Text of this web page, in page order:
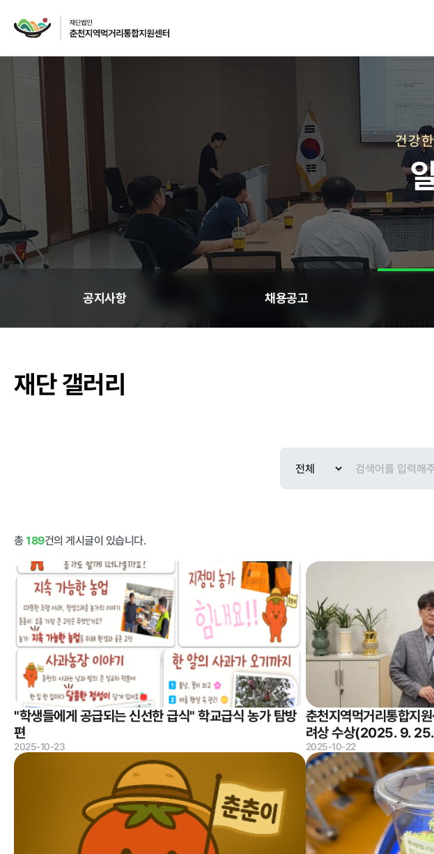
재단소개
인사말 재단연혁
주요사업
먹거리 거버넌스 급식사업
급식사업
춘천관내 학교현황
정보공개
경영공시
경영목표 및 운영계획
재무현황
임직원 친인척 현황
인건비 예산 및 집행현황
기관장 성과계약 달성정도
정보공개
행정정보공개
계약현황 및 대가지급
업무추진비 및 기타
정보목록
안전보건관리
건강
공지사항 채용공고
재단 갤러리
총189건의 게시글이 있습니다.
"학생들에게 공급되는 신선한 급식" 학교급식 농가 탐방
편
2025-10-23
춘천지역먹거리통합지
려상 수상(2025. 9.
2025-10-22